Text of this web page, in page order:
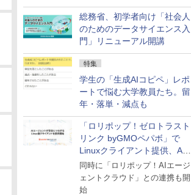
総務省、初学者向け「社会人
のためのデータサイエンス入
門」リニューアル開講
特集
学生の「生成AIコピペ」レポ
ートで悩む大学教員たち。留
年・落単・減点も
「ロリポップ！ゼロトラスト
リンク byGMOペパボ」で
Linuxクライアント提供、AI
エージェントの接続が容易に
同時に「ロリポップ！AIエージ
ェントクラウド」との連携も開
始